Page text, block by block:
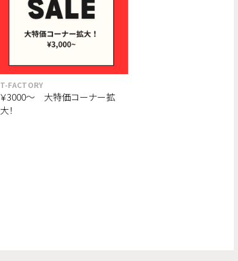
T-FACTORY
￥3000～ 大特価コーナー拡
大！